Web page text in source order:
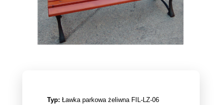
Typ: Ławka parkowa żeliwna FIL-LZ-06